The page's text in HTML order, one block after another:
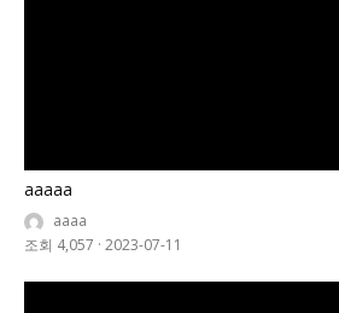
aaaaa
aaaa
조회 4,057 · 2023-07-11